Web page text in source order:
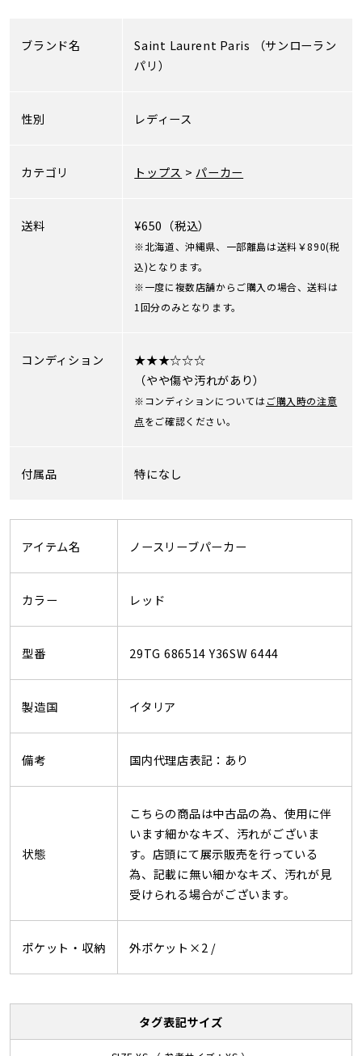
ブランド名 Saint Laurent Paris （サンローラン
パリ）
性別 レディース
カテゴリ トップス > パーカー
送料 ¥650（税込）
※北海道、沖縄県、一部離島は送料￥890(税
込)となります。
※一度に複数店舗からご購入の場合、送料は
1回分のみとなります。
コンディション
★★★☆☆☆
（やや傷や汚れがあり）
※コンディションについてはご購入時の注意
点をご確認ください。
付属品 特になし
アイテム名 ノースリーブパーカー
カラー レッド
型番 29TG 686514 Y36SW 6444
製造国 イタリア
備考 国内代理店表記：あり
状態
こちらの商品は中古品の為、使用に伴
います細かなキズ、汚れがございま
す。店頭にて展示販売を行っている
為、記載に無い細かなキズ、汚れが見
受けられる場合がございます。
ポケット・収納 外ポケット×2 /
タグ表記サイズ